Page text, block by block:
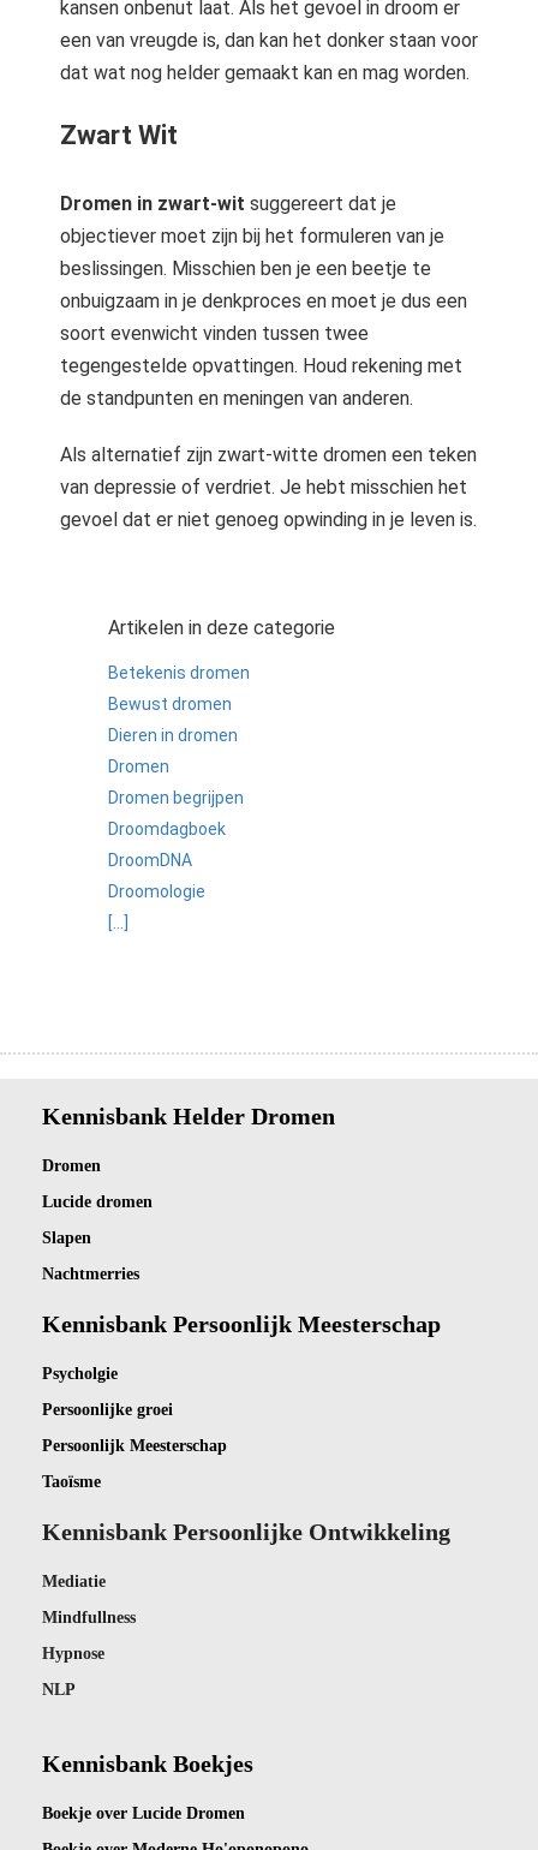
kansen onbenut laat. Als het gevoel in droom er
een van vreugde is, dan kan het donker staan voor
dat wat nog helder gemaakt kan en mag worden.
Zwart Wit
Dromen in zwart-wit suggereert dat je
objectiever moet zijn bij het formuleren van je
beslissingen. Misschien ben je een beetje te
onbuigzaam in je denkproces en moet je dus een
soort evenwicht vinden tussen twee
tegengestelde opvattingen. Houd rekening met
de standpunten en meningen van anderen.
Als alternatief zijn zwart-witte dromen een teken
van depressie of verdriet. Je hebt misschien het
gevoel dat er niet genoeg opwinding in je leven is.
Artikelen in deze categorie
Betekenis dromen
Bewust dromen
Dieren in dromen
Dromen
Dromen begrijpen
Droomdagboek
DroomDNA
Droomologie
[...]
Kennisbank Helder Dromen
Dromen
Lucide dromen
Slapen
Nachtmerries
Kennisbank Persoonlijk Meesterschap
Psycholgie
Persoonlijke groei
Persoonlijk Meesterschap
Taoïsme
Kennisbank Persoonlijke Ontwikkeling
Mediatie
Mindfullness
Hypnose
NLP
Kennisbank Boekjes
Boekje over Lucide Dromen